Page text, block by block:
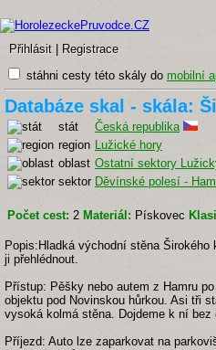
Přihlásit Registrace
stáhni cesty této skály do mobilní
Databáze skal - skála:
stát
Česká republika
region Lužické hory
oblast Ostatní sektory
sektor Děvínské polesí -
Počet cest: 2 Materiál: Pískovec
Popis:Hladká východní stěna
ji přehlédnout.
Přístup: Pěšky nebo autem z Hamru
objektu pod Novinskou hůrkou. Asi tři
vysoká kolmá stěna. Dojdeme k ní
Příjezd: Auto lze zaparkovat na